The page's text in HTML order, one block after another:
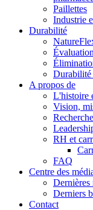
Paillettes
Industrie
Durabilité
Durabilité
A propos de
L'histoire
Vision,
RH et
FAQ
Centre des
Dernières
Derniers
Contact